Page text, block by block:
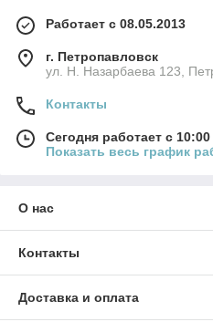
Работает с 08.05.2013
г. Петропавловск
ул. Н. Назарбаева 123,
Контакты
Сегодня работает с
Показать весь график
О нас
Контакты
Доставка и оплата